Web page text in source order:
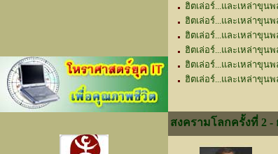
ฮิตเล่อร์...และเหล่าขุ
ฮิตเล่อร์...และเหล่าขุ
ฮิตเล่อร์...และเหล่าขุ
ฮิตเล่อร์...และเหล่าขุ
ฮิตเล่อร์...และเหล่าขุ
ฮิตเล่อร์...และเหล่าขุ
สงครามโลกครั้งที่ 2 -